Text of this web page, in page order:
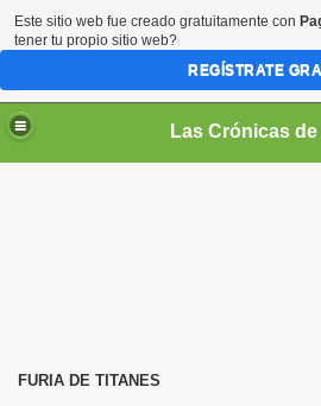
Las Crónicas
FURIA DE TITANES
Este sitio web fue creado gratuitamente con
tener tu propio sitio web?
REGÍSTRATE